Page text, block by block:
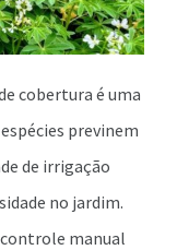
cobertura é uma
previnem
de irrigação
no jardim.
manual